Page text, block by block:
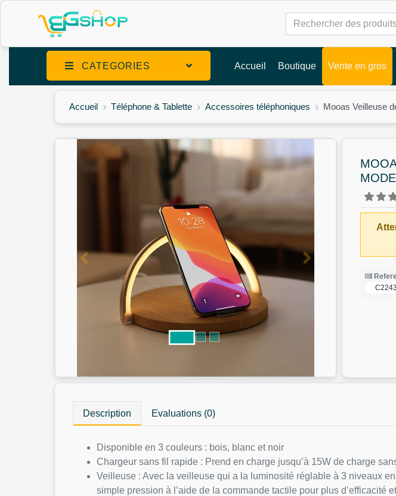
CATEGORIES Accueil Boutique Vente en gros
Accueil Téléphone & Tablette Accessoires téléphoniques Mooas Veilleuse
Description Evaluations (0)
Disponible en 3 couleurs : bois, blanc et noir
Chargeur sans fil rapide : Prend en charge jusqu’à 15W de charge
Veilleuse : Avec la veilleuse qui a la luminosité réglable à 3 niveaux
simple pression à l’aide de la commande tactile pour plus